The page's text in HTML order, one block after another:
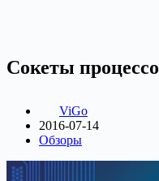
Сокеты
ViGo
2016-07-14
Обзоры